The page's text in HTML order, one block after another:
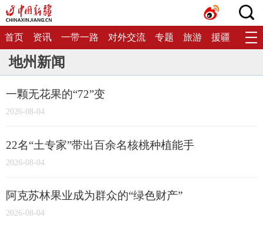
首页 资讯 一带一路 对外交流 专题 旅游 援疆 生态
地州新闻
一颗无花果的“72”变
2026-08-04
22名“土专家”带出百余名核桃种植能手
2026-08-04
阿克苏林果业成为群众的“绿色财产”
2026-08-04